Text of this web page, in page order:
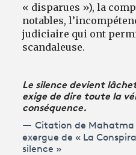
« disparues »), la
notables,
judiciaire qui ont
scandaleuse.
Le silence devient
exige de dire toute la
conséquence.
Citation de Mahatma
exergue de « La
silence »